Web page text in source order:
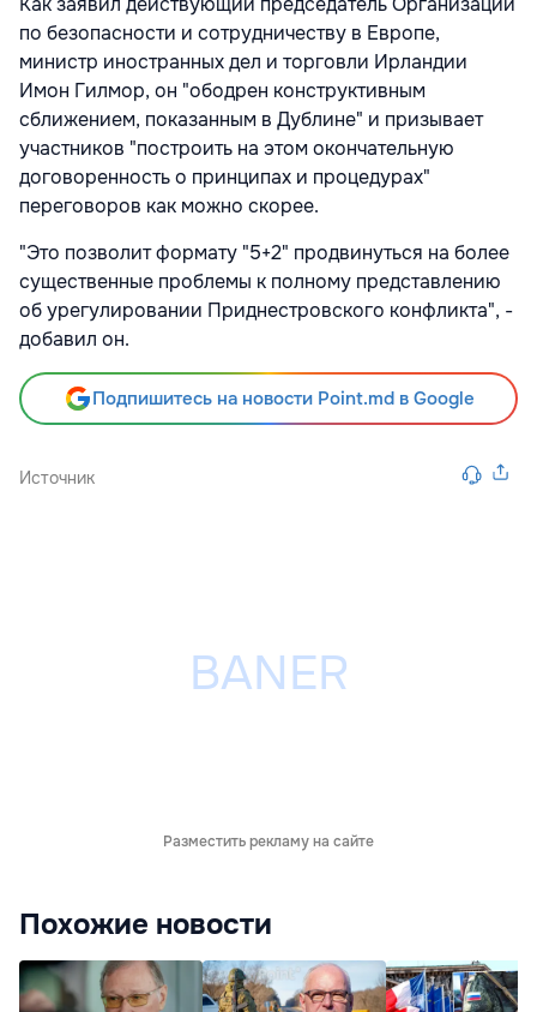
по безопасности и сотрудничеству в Европе,
министр иностранных дел и торговли Ирландии
Имон Гилмор, он "ободрен конструктивным
сближением, показанным в Дублине" и призывает
участников "построить на этом окончательную
договоренность о принципах и процедурах"
переговоров как можно скорее.
"Это позволит формату "5+2" продвинуться на более
существенные проблемы к полному представлению
об урегулировании Приднестровского конфликта", -
добавил он.
Подпишитесь на новости Point.md в Google
Источник
Разместить рекламу на сайте
Похожие новости